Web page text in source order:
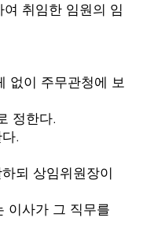
임한 임원의 임
없이 주무관청에 보
한다.
.
되 상임위원장이
가 그 직무를